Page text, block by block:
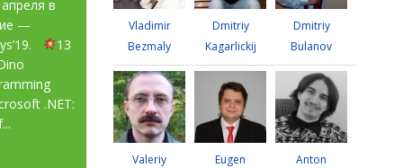
в
—
13
.NET:
Vladimir
Bezmaly
Dmitriy
Kagarlickij
Dmitriy
Bulanov
Valeriy
Eugen
Anton